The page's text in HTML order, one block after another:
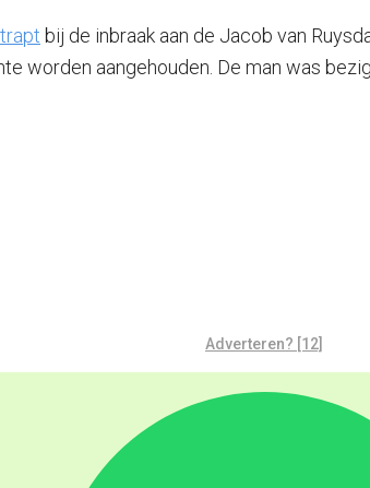
bij de inbraak aan de Jacob van
worden aangehouden. De man was
Adverteren? [12]